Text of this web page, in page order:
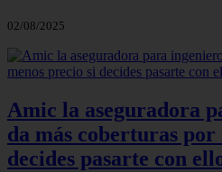
02/08/2025
Amic la aseguradora
da más coberturas por
decides pasarte con